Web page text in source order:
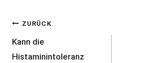
Beitragsnavigation
ZURÜCK
Kann die
Histaminintoleranz